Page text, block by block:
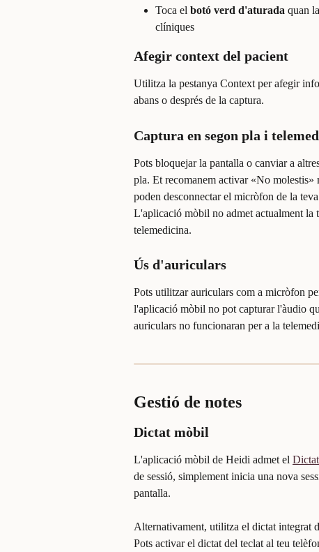
Toca el botó verd d'aturada quan
clíniques
Afegir context del pacient
Utilitza la pestanya Context per afegir
abans o després de la captura.
Captura en segon pla i
Pots bloquejar la pantalla o canviar a
pla. Et recomanem activar «No molestis»
poden desconnectar el micròfon de la
L'aplicació mòbil no admet actualment la
telemedicina.
Ús d'auriculars
Pots utilitzar auriculars com a micròfon
l'aplicació mòbil no pot capturar l'àudio
auriculars no funcionaran per a la
Gestió de notes
Dictat mòbil
L'aplicació mòbil de Heidi admet el
de sessió, simplement inicia una nova
pantalla.
Alternativament, utilitza el dictat integrat
Pots activar el dictat del teclat al teu